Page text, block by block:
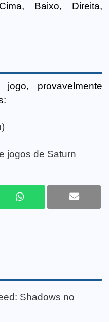
Baixo, Direita,
provavelmente
jogos de Saturn
Shadows no